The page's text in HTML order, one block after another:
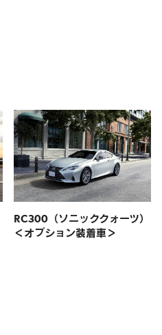
RC300 （ソニッククォーツ）
＜オプション装着車＞